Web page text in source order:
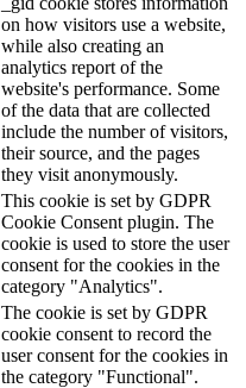
on how visitors use a website,
while also creating an
analytics report of the
website's performance. Some
of the data that are collected
include the number of visitors,
their source, and the pages
they visit anonymously.
This cookie is set by GDPR
Cookie Consent plugin. The
cookie is used to store the user
consent for the cookies in the
category "Analytics".
The cookie is set by GDPR
cookie consent to record the
user consent for the cookies in
the category "Functional".